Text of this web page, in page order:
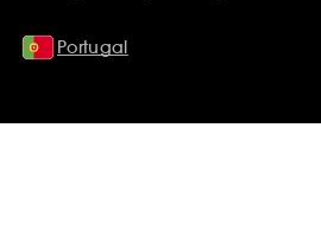
Portugal